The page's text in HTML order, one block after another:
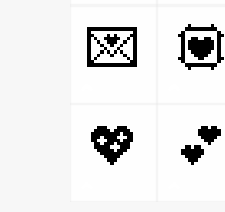
💌
💟
💖
💕